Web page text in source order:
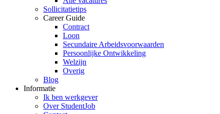
Sollicitatietips
Career Guide
Contract
Loon
Secundaire Arbeidsvoorwaarden
Persoonlijke Ontwikkeling
Welzijn
Overig
Blog
Informatie
Ik ben werkgever
Over StudentJob